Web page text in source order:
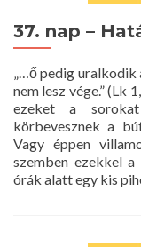
37. nap –
„…ő pedig uralkodik
nem lesz vége.” (Lk
ezeket a
körbevesznek a
Vagy éppen
szemben ezekkel
órák alatt egy kis